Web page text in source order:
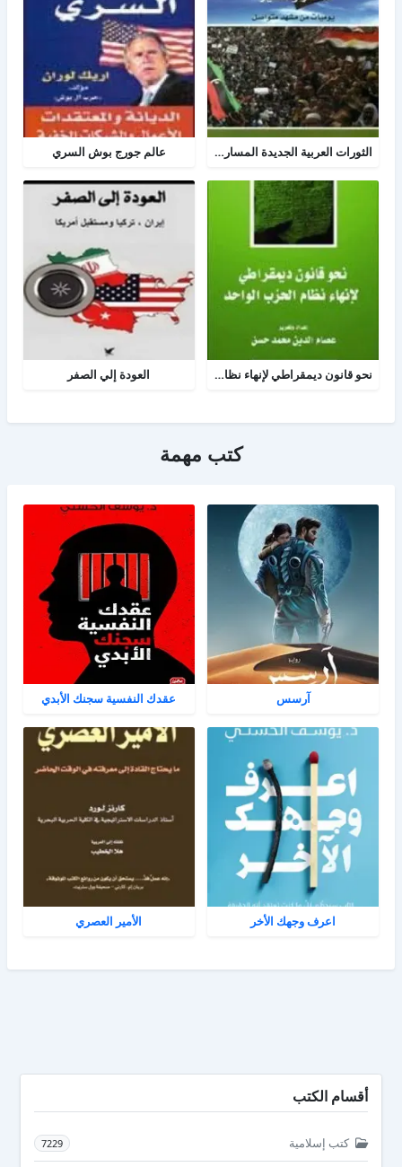
الثورات العربية الجديدة المسار والمصير عالم جورج بوش السري
نحو قانون ديمقراطي لإنهاء نظام الحزب الواحد العودة إلي الصفر
كتب مهمة
آرسس عقدك النفسية سجنك الأبدي
اعرف وجهك الأخر الأمير العصري
أقسام الكتب
كتب إسلامية 7229